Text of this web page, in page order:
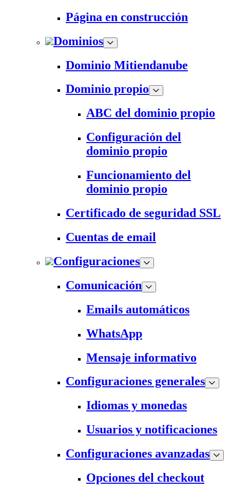
Página en construcción
Dominios
Dominio Mitiendanube
Dominio propio
ABC del dominio propio
Configuración del
dominio propio
Funcionamiento del
dominio propio
Certificado de seguridad SSL
Cuentas de email
Configuraciones
Comunicación
Emails automáticos
WhatsApp
Mensaje informativo
Configuraciones generales
Idiomas y monedas
Usuarios y notificaciones
Configuraciones avanzadas
Opciones del checkout